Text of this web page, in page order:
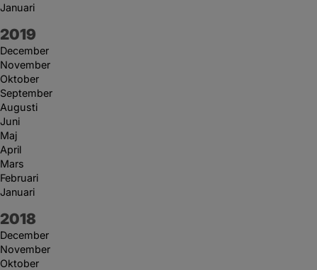
Januari
År:
2019
December
November
Oktober
September
Augusti
Juni
Maj
April
Mars
Februari
Januari
År:
2018
December
November
Oktober